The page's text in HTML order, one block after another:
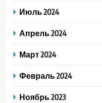
Июль 2024
Апрель 2024
Март 2024
Февраль 2024
Ноябрь 2023